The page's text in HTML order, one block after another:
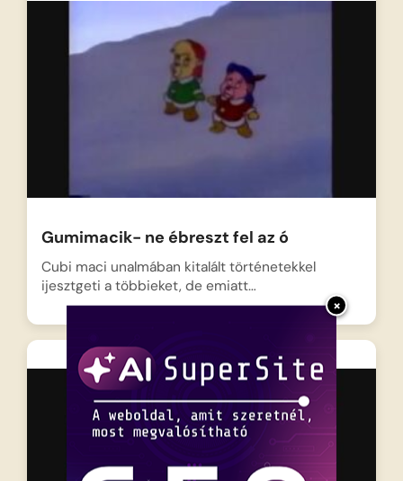
×
Gumimacik- ne ébreszt fel az ó
Cubi maci unalmában kitalált történetekkel
ijesztgeti a többieket, de emiatt…